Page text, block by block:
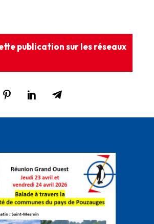
publication sur les réseaux